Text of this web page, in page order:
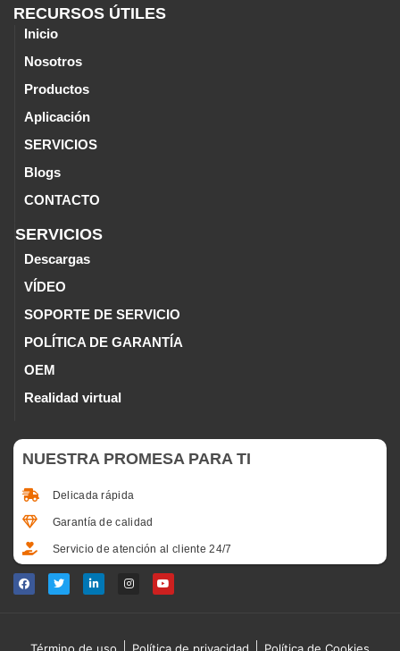
RECURSOS ÚTILES
Inicio
Nosotros
Productos
Aplicación
SERVICIOS
Blogs
CONTACTO
SERVICIOS
Descargas
VÍDEO
SOPORTE DE SERVICIO
POLÍTICA DE GARANTÍA
OEM
Realidad virtual
NUESTRA PROMESA PARA TI
Delicada rápida
Garantía de calidad
Servicio de atención al cliente 24/7